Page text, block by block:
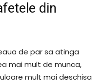
din
de par sa atinga
mai mult de munca,
mult mai deschisa